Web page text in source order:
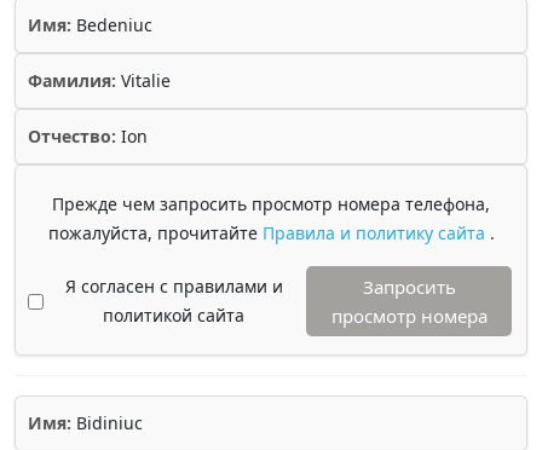
Имя: Bedeniuc
Фамилия: Vitalie
Отчество: Ion
Прежде чем запросить просмотр номера телефона,
пожалуйста, прочитайте Правила и политику сайта .
Я согласен с правилами и
политикой сайта
Запросить
просмотр номера
Имя: Bidiniuc